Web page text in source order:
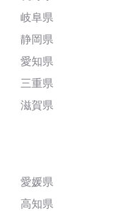
岐阜県
静岡県
愛知県
三重県
滋賀県
愛媛県
高知県